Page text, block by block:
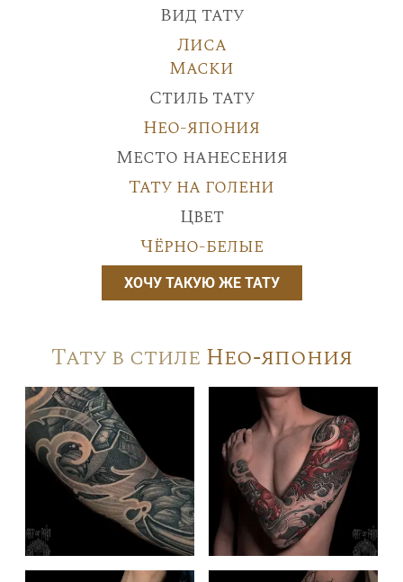
Вид тату
Лиса
Маски
Стиль тату
Нео-япония
Место нанесения
Тату на голени
Цвет
Чёрно-белые
ХОЧУ ТАКУЮ ЖЕ ТАТУ
Тату в стиле Нео-япония